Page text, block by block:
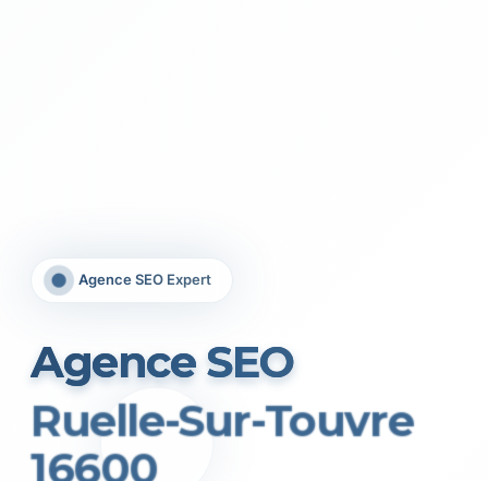
Agence SEO Expert
Agence SEO
Ruelle-Sur-Touvre
16600